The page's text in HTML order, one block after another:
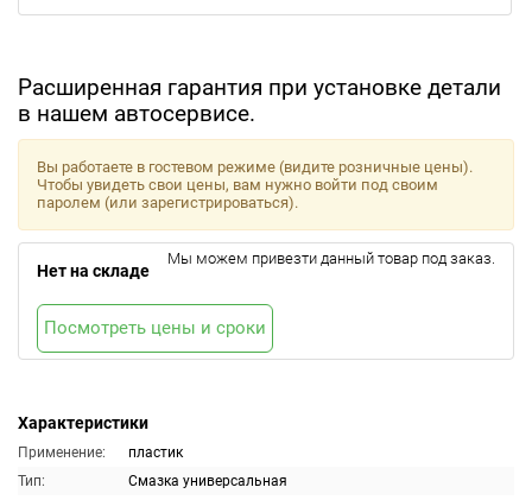
Расширенная гарантия при установке детали
в нашем автосервисе.
Характеристики
Применение:
пластик
Тип:
Смазка универсальная
Вы работаете в гостевом режиме (видите розничные цены).
Чтобы увидеть свои цены, вам нужно войти под своим
паролем (или зарегистрироваться).
Нет на складе
Мы можем привезти данный товар под заказ.
Посмотреть цены и сроки